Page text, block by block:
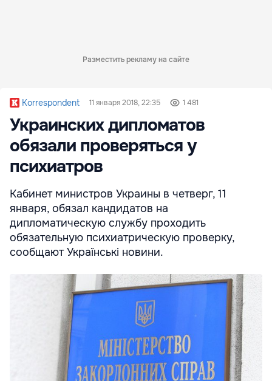
Разместить рекламу на сайте
Korrespondent 11 января 2018, 22:35 1 481
Украинских дипломатов
обязали проверяться у
психиатров
Кабинет министров Украины в четверг, 11
января, обязал кандидатов на
дипломатическую службу проходить
обязательную психиатрическую проверку,
сообщают Українські новини.